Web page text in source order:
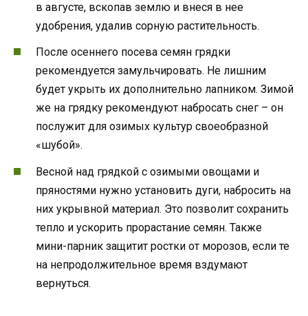
в августе, вскопав землю и внеся в нее
удобрения, удалив сорную растительность.
После осеннего посева семян грядки
рекомендуется замульчировать. Не лишним
будет укрыть их дополнительно лапником. Зимой
же на грядку рекомендуют набросать снег – он
послужит для озимых культур своеобразной
«шубой».
Весной над грядкой с озимыми овощами и
пряностями нужно установить дуги, набросить на
них укрывной материал. Это позволит сохранить
тепло и ускорить прорастание семян. Также
мини-парник защитит ростки от морозов, если те
на непродолжительное время вздумают
вернуться.